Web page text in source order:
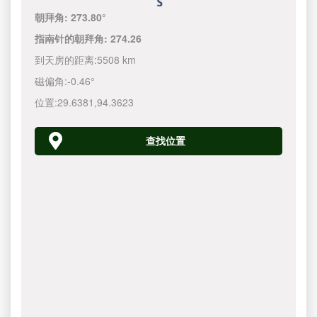
朝拜角:273.80°
指南针的朝拜角:274.26
到天房的距离:5508 km
磁偏角:-0.46°
位置:29.6381 ,94.3623
查找位置